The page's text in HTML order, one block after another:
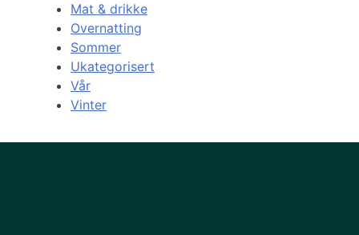
Mat & drikke
Overnatting
Sommer
Ukategorisert
Vår
Vinter